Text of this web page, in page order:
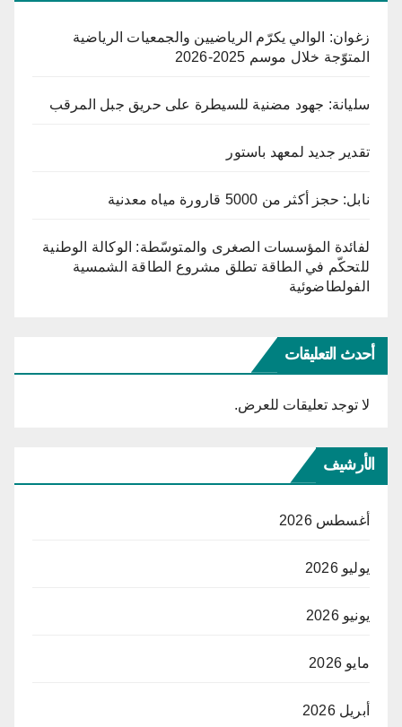
زغوان: الوالي يكرّم الرياضيين والجمعيات الرياضية
المتوّجة خلال موسم 2025-2026
سليانة: جهود مضنية للسيطرة على حريق جبل المرقب
تقدير جديد لمعهد باستور
نابل: حجز أكثر من 5000 قارورة مياه معدنية
لفائدة المؤسسات الصغرى والمتوسّطة: الوكالة الوطنية
للتحكّم في الطاقة تطلق مشروع الطاقة الشمسية
الفولطاضوئية
أحدث التعليقات
لا توجد تعليقات للعرض.
الأرشيف
أغسطس 2026
يوليو 2026
يونيو 2026
مايو 2026
أبريل 2026